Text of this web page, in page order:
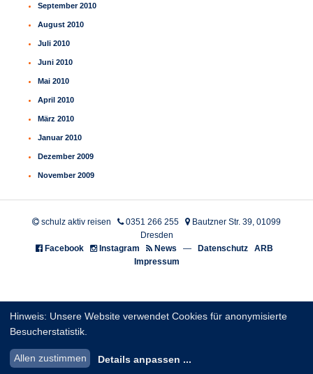
September 2010
August 2010
Juli 2010
Juni 2010
Mai 2010
April 2010
März 2010
Januar 2010
Dezember 2009
November 2009
schulz aktiv reisen 0351 266 255
Bautzner Str. 39, 01099
Dresden
Facebook
Instagram News — Datenschutz
ARB
Impressum
Hinweis: Unsere Website verwendet Cookies für anonymisierte
Besucherstatistik.
Allen zustimmen Details anpassen ...